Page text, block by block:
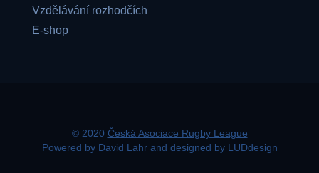
Vzdělávání rozhodčích
E-shop
© 2020 Česká Asociace Rugby League
Powered by David Lahr and designed by LUDdesign